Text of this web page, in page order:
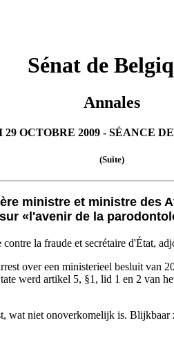
Sénat de
Annales
29 OCTOBRE 2009 - SÉANCE
(Suite)
ministre et ministre des
«l'avenir de la
la fraude et secrétaire d'État,
over een ministerieel besluit
werd artikel 5, §1, lid 1 en 2 van
niet onoverkomelijk is. Blijkbaar